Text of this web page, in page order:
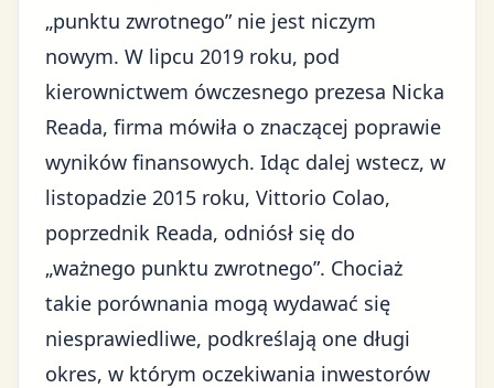
„punktu zwrotnego” nie jest niczym
nowym. W lipcu 2019 roku, pod
kierownictwem ówczesnego prezesa Nicka
Reada, firma mówiła o znaczącej poprawie
wyników finansowych. Idąc dalej wstecz, w
listopadzie 2015 roku, Vittorio Colao,
poprzednik Reada, odniósł się do
„ważnego punktu zwrotnego”. Chociaż
takie porównania mogą wydawać się
niesprawiedliwe, podkreślają one długi
okres, w którym oczekiwania inwestorów